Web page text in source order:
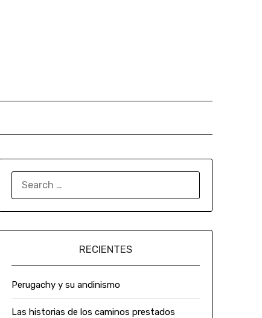
RECIENTES
Perugachy y su andinismo
Las historias de los caminos prestados